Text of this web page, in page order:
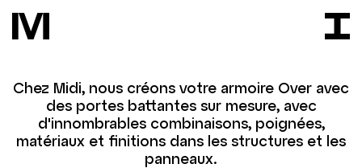
Chez Midi, nous créons votre armoire Over avec
des portes battantes sur mesure, avec
d'innombrables combinaisons, poignées,
matériaux et finitions dans les structures et les
panneaux.